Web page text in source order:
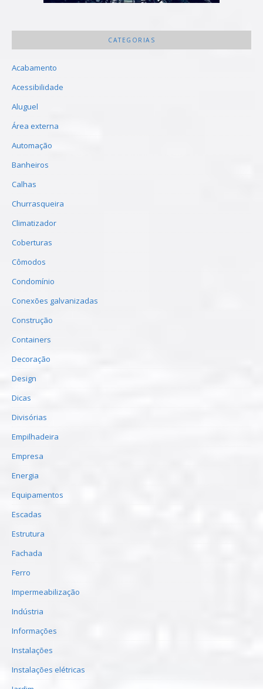
CATEGORIAS
Acabamento
Acessibilidade
Aluguel
Área externa
Automação
Banheiros
Calhas
Churrasqueira
Climatizador
Coberturas
Cômodos
Condomínio
Conexões galvanizadas
Construção
Containers
Decoração
Design
Dicas
Divisórias
Empilhadeira
Empresa
Energia
Equipamentos
Escadas
Estrutura
Fachada
Ferro
Impermeabilização
Indústria
Informações
Instalações
Instalações elétricas